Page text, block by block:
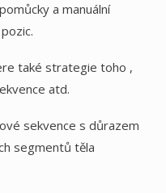
a manuální
také strategie toho ,
atd.
sekvence s důrazem
segmentů těla